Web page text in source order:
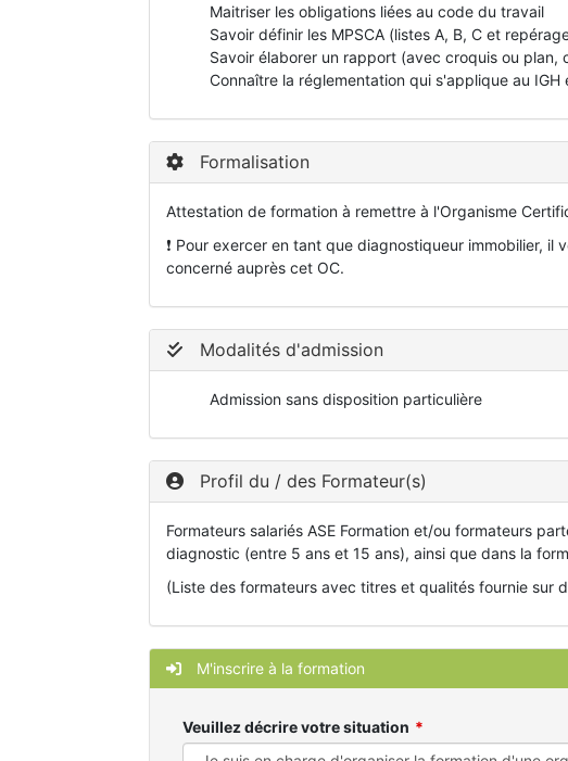
Maitriser les obligations liées au code du travail
Savoir définir les MPSCA (listes A, B, C et
Savoir élaborer un rapport (avec croquis ou plan,
Connaître la réglementation qui s'applique au IGH
Formalisation
Attestation de formation à remettre à l'Organisme
❗ Pour exercer en tant que diagnostiqueur immobilier,
concerné auprès cet OC.
Modalités d'admission
Admission sans disposition particulière
Profil du / des Formateur(s)
Formateurs salariés ASE Formation et/ou formateurs
diagnostic (entre 5 ans et 15 ans), ainsi que dans la
(Liste des formateurs avec titres et qualités fournie sur
M'inscrire à la formation
Veuillez décrire votre situation